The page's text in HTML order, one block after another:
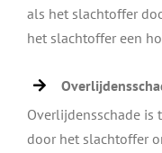
als het slachtoffer
het slachtoffer een
Overlijdensschade is
door het slachtoffer